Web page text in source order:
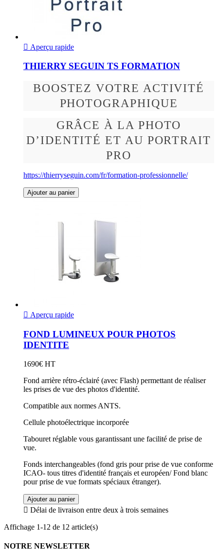
 Aperçu rapide
THIERRY SEGUIN TS FORMATION
BOOSTEZ VOTRE ACTIVITÉ
PHOTOGRAPHIQUE
GRÂCE À LA PHOTO
D’IDENTITÉ ET AU PORTRAIT
PRO
https://thierryseguin.com/fr/formation-professionnelle/
Ajouter au panier
 Aperçu rapide
FOND LUMINEUX POUR PHOTOS
IDENTITE
1690€ HT
Fond arrière rétro-éclairé (avec Flash) permettant de réaliser
les prises de vue des photos d'identité.
Compatible aux normes ANTS.
Cellule photoélectrique incorporée
Tabouret réglable vous garantissant une facilité de prise de
vue.
Fonds interchangeables (fond gris pour prise de vue conforme
ICAO- tous titres d'identité français et européen/ Fond blanc
pour prise de vue formats spéciaux étranger).
Ajouter au panier
 Délai de livraison entre deux à trois semaines
Affichage 1-12 de 12 article(s)
NOTRE NEWSLETTER